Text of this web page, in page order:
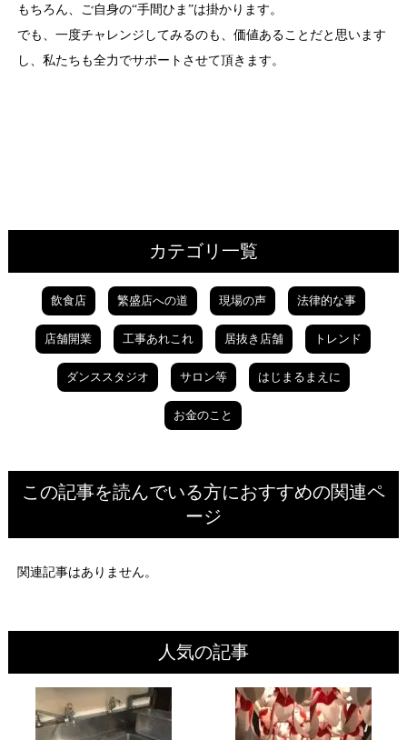
もちろん、ご自身の“手間ひま”は掛かります。
でも、一度チャレンジしてみるのも、価値あることだと思います
し、私たちも全力でサポートさせて頂きます。
カテゴリ一覧
飲食店 繁盛店への道 現場の声 法律的な事
店舗開業 工事あれこれ 居抜き店舗 トレンド
ダンススタジオ サロン等 はじまるまえに
お金のこと
この記事を読んでいる方におすすめの関連ペ
ージ
関連記事はありません。
人気の記事